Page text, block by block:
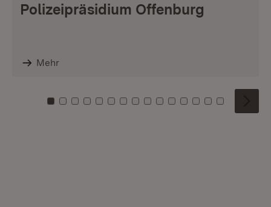
Polizeipräsidium Offenburg
Mehr
Zu Kachel: 0
Zu Kachel: 1
Zu Kachel: 2
Zu Kachel: 3
Zu Kachel: 4
Zu Kachel: 5
Zu Kachel: 6
Zu Kachel: 7
Zu Kachel: 8
Zu Kachel: 9
Zu Kachel: 10
Zu Kachel: 11
Zu Kachel: 12
Zu Kachel:
Zu